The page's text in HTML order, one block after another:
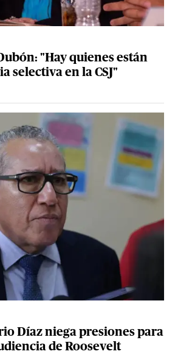
"Hay quienes están
selectiva en la CSJ"
Díaz niega presiones para
de Roosevelt